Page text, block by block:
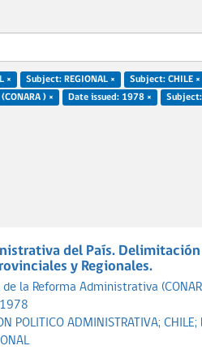
× Subject: REGIONAL ×
Subject: CHILE ×
(CONARA ) ×
Date issued: 1978 ×
Subject:
del País. Delimitación
y Regionales.
la Reforma Administrativa
1978
POLITICO ADMINISTRATIVA; CHILE;